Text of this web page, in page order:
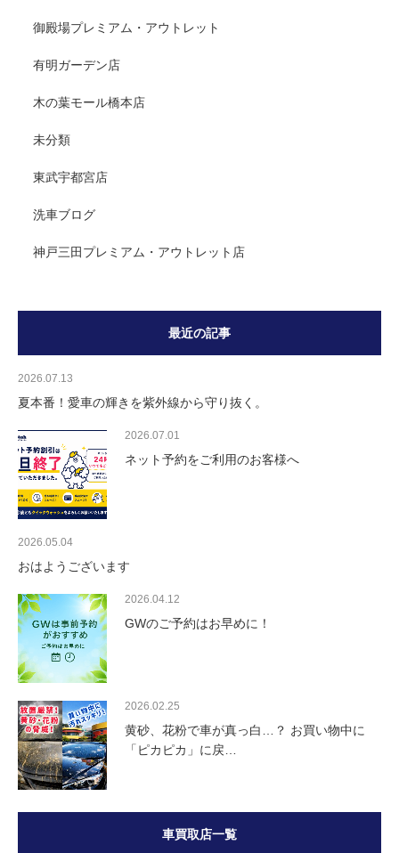
御殿場プレミアム・アウトレット
有明ガーデン店
木の葉モール橋本店
未分類
東武宇都宮店
洗車ブログ
神戸三田プレミアム・アウトレット店
最近の記事
2026.07.13
夏本番！愛車の輝きを紫外線から守り抜く。
2026.07.01
ネット予約をご利用のお客様へ
2026.05.04
おはようございます
2026.04.12
GWのご予約はお早めに！
2026.02.25
黄砂、花粉で車が真っ白…？ お買い物中に
「ピカピカ」に戻…
車買取店一覧